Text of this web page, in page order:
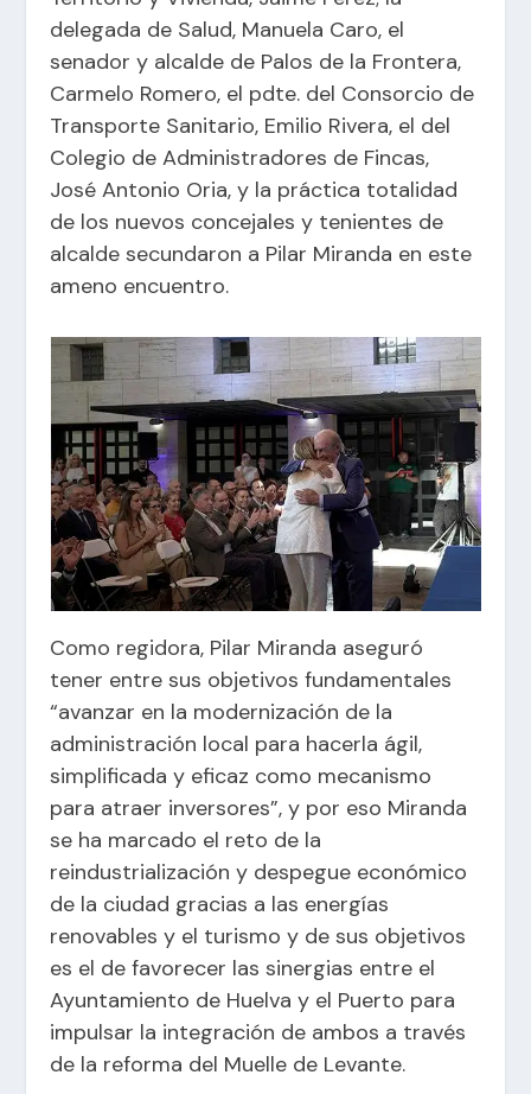
delegada de Salud, Manuela Caro, el
senador y alcalde de Palos de la Frontera,
Carmelo Romero, el pdte. del Consorcio de
Transporte Sanitario, Emilio Rivera, el del
Colegio de Administradores de Fincas,
José Antonio Oria, y la práctica totalidad
de los nuevos concejales y tenientes de
alcalde secundaron a Pilar Miranda en este
ameno encuentro.
Como regidora, Pilar Miranda aseguró
tener entre sus objetivos fundamentales
“avanzar en la modernización de la
administración local para hacerla ágil,
simplificada y eficaz como mecanismo
para atraer inversores”, y por eso Miranda
se ha marcado el reto de la
reindustrialización y despegue económico
de la ciudad gracias a las energías
renovables y el turismo y de sus objetivos
es el de favorecer las sinergias entre el
Ayuntamiento de Huelva y el Puerto para
impulsar la integración de ambos a través
de la reforma del Muelle de Levante.